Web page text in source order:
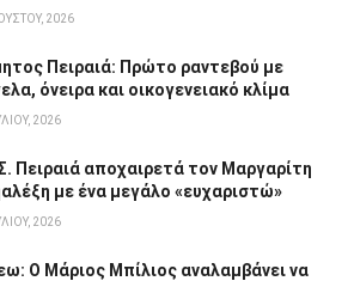
2026
Πειραιά: Πρώτο ραντεβού με
όνειρα και οικογενειακό κλίμα
2026
Πειραιά αποχαιρετά τον Μαργαρίτη
με ένα μεγάλο «ευχαριστώ»
2026
Ο Μάριος Μπίλιος αναλαμβάνει να